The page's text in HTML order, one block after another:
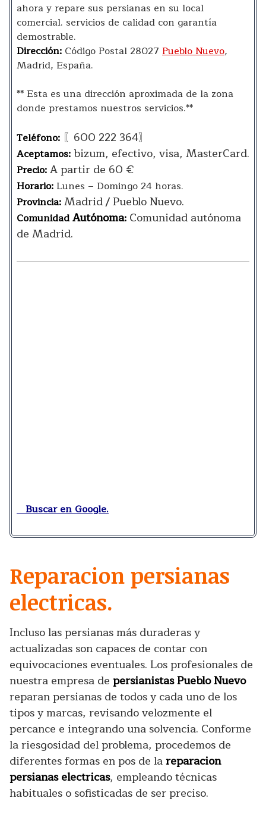
ahora y repare sus persianas en su local
comercial. servicios de calidad con garantía
demostrable.
Dirección: Código Postal 28027 Pueblo Nuevo,
Madrid, España.
** Esta es una dirección aproximada de la zona
donde prestamos nuestros servicios.**
Teléfono: 〖600 222 364〗
Aceptamos:bizum, efectivo, visa, MasterCard.
Precio:A partir de 60 €
Horario: Lunes – Domingo 24 horas.
Provincia:Madrid / Pueblo Nuevo.
ComunidadAutónoma: Comunidad autónoma
de Madrid.
Buscar en Google.
Reparacion persianas
electricas.
Incluso las persianas más duraderas y
actualizadas son capaces de contar con
equivocaciones eventuales. Los profesionales de
nuestra empresa de persianistas Pueblo Nuevo
reparan persianas de todos y cada uno de los
tipos y marcas, revisando velozmente el
percance e integrando una solvencia. Conforme
la riesgosidad del problema, procedemos de
diferentes formas en pos de lareparacion
persianas electricas, empleando técnicas
habituales o sofisticadas de ser preciso.